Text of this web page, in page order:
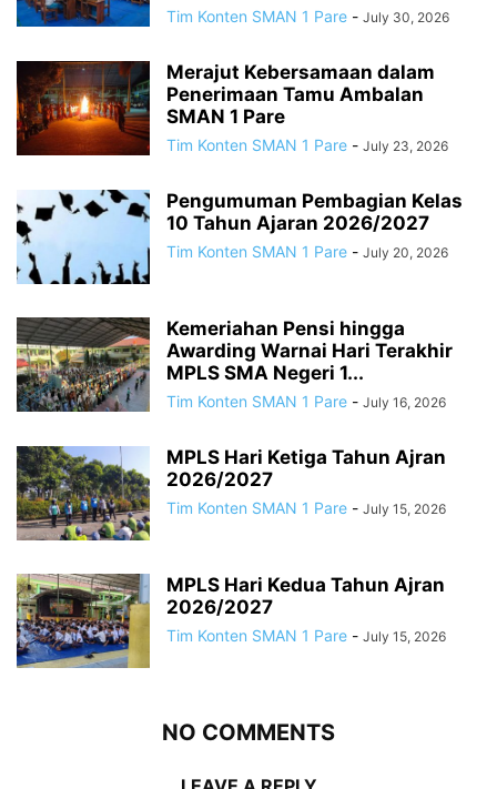
Tim Konten SMAN 1 Pare - July 30, 2026
Merajut Kebersamaan dalam
Penerimaan Tamu Ambalan
SMAN 1 Pare
Tim Konten SMAN 1 Pare - July 23, 2026
Pengumuman Pembagian Kelas
10 Tahun Ajaran 2026/2027
Tim Konten SMAN 1 Pare - July 20, 2026
Kemeriahan Pensi hingga
Awarding Warnai Hari Terakhir
MPLS SMA Negeri 1...
Tim Konten SMAN 1 Pare - July 16, 2026
MPLS Hari Ketiga Tahun Ajran
2026/2027
Tim Konten SMAN 1 Pare - July 15, 2026
MPLS Hari Kedua Tahun Ajran
2026/2027
Tim Konten SMAN 1 Pare - July 15, 2026
NO COMMENTS